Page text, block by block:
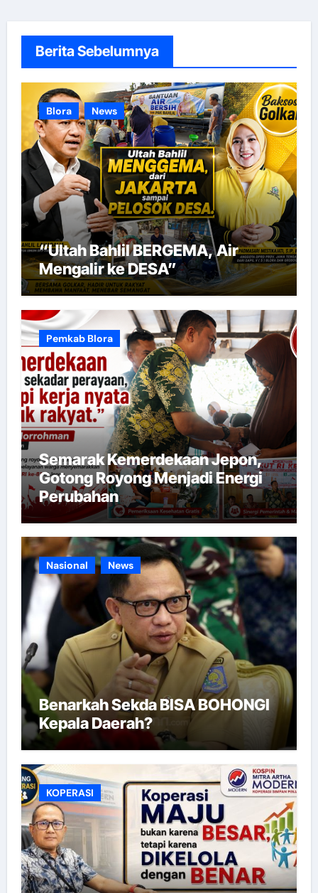
Berita Sebelumnya
Blora News
“Ultah Bahlil BERGEMA, Air
Mengalir ke DESA”
Pemkab Blora
Semarak Kemerdekaan Jepon,
Gotong Royong Menjadi Energi
Perubahan
Nasional News
Benarkah Sekda BISA BOHONGI
Kepala Daerah?
KOPERASI